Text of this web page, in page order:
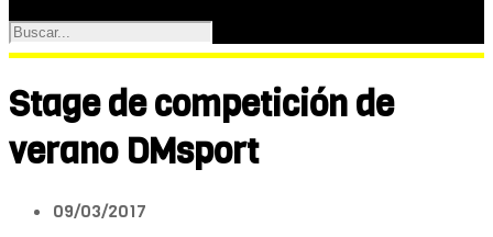
Stage de competición de
verano DMsport
09/03/2017